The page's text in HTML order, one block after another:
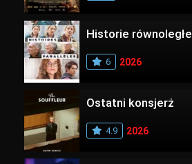
Historie równoległe
6 2026
Ostatni konsjerż
4.9 2026